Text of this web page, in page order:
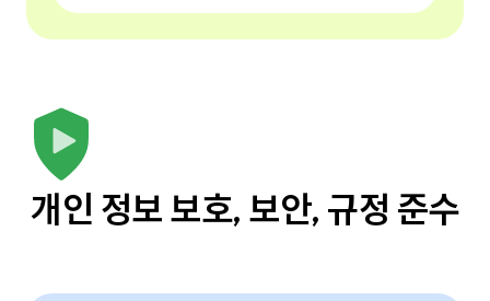
개인 정보 보호, 보안, 규정 준수